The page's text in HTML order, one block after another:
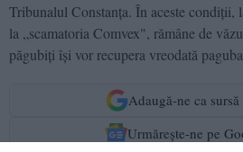
Tribunalul Constanţa. În aceste condiţii,
la „scamatoria Comvex", rămâne de
păgubiţi îşi vor recupera vreodată
Adaugă-ne ca
Urmărește-ne pe